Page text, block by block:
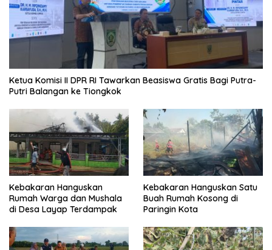
Ketua Komisi II DPR RI Tawarkan Beasiswa Gratis Bagi Putra-
Putri Balangan ke Tiongkok
Kebakaran Hanguskan
Rumah Warga dan Mushala
di Desa Layap Terdampak
Kebakaran Hanguskan Satu
Buah Rumah Kosong di
Paringin Kota